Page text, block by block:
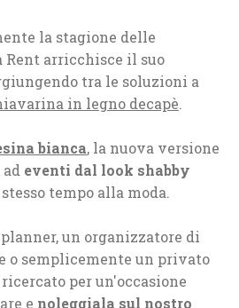
la stagione delle
Rent arricchisce il suo
tra le soluzioni a
in legno decapè.
bianca, la nuova versione
eventi dal look shabby
tempo alla moda.
un organizzatore di
o semplicemente un privato
per un'occasione
e noleggiala sul nostro